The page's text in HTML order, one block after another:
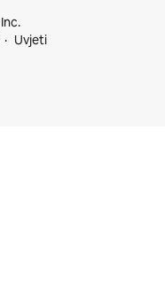
Uvjeti